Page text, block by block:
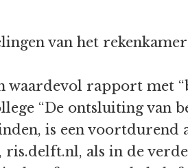
van het
rapport met
“De ontsluiting van
is een
als in de